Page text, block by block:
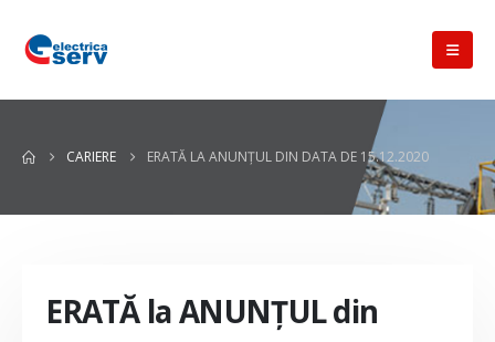
CARIERE ERATĂ LA ANUNȚUL DIN DATA DE 15.12.2020
ERATĂ la ANUNȚUL din